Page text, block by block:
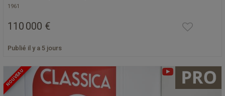
1961
110 000 €
Publié il y a 5 jours
NOUVEAU